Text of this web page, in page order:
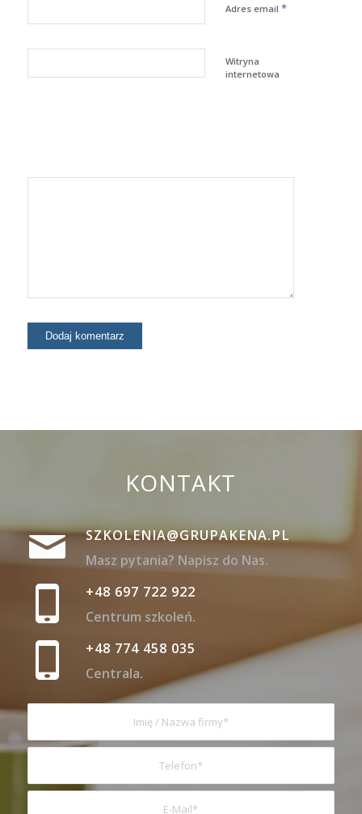
Adres email *
Witryna
internetowa
KONTAKT
SZKOLENIA@GRUPAKENA.PL
Masz pytania? Napisz do Nas.
+48 697 722 922
Centrum szkoleń.
+48 774 458 035
Centrala.